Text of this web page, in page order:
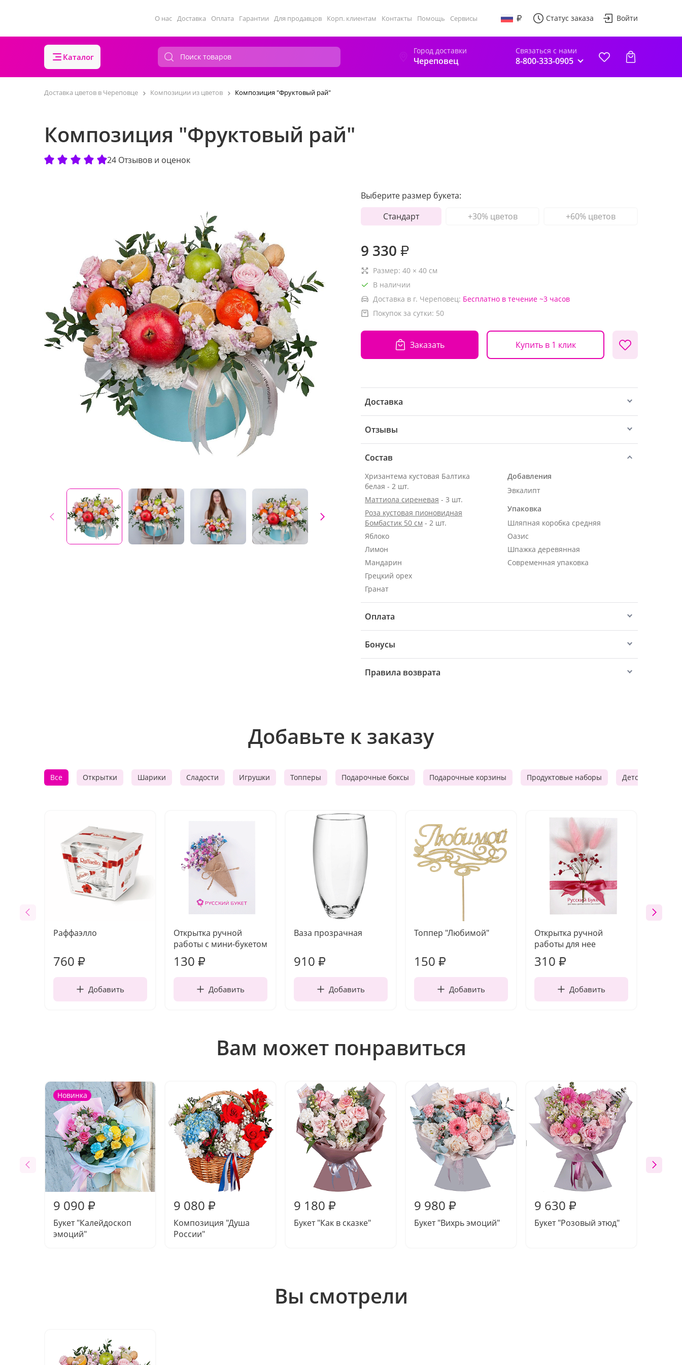
О нас Доставка Оплата Гарантии Для продавцов Корп. клиентам Контакты Помощь Сервисы Статус заказа Войти
Каталог
Город доставки
Череповец
Связаться с нами
8-800-333-0905
Доставка цветов в Череповце Композиции из цветов Композиция "Фруктовый рай"
Композиция "Фруктовый рай"
24 Отзывов и оценок
Выберите размер букета:
Стандарт
+30% цветов +60% цветов
9 330 ₽
Размер: 40 × 40 см
В наличии
Доставка в г. Череповец: Бесплатно в течение ~3 часов
Покупок за сутки: 50
Заказать Купить в 1 клик
Доставка
Отзывы
Состав
Хризантема кустовая Балтика
белая - 2 шт.
Маттиола сиреневая - 3 шт.
Роза кустовая пионовидная
Бомбастик 50 см - 2 шт.
Яблоко
Лимон
Мандарин
Грецкий орех
Гранат
Добавления
Эвкалипт
Упаковка
Шляпная коробка средняя
Оазис
Шпажка деревянная
Современная упаковка
Оплата
Бонусы
Правила возврата
Добавьте к заказу
Все Открытки Шарики Сладости Игрушки Топперы Подарочные боксы Подарочные корзины Продуктовые наборы Детские подарки
Раффаэлло
760 ₽
Добавить
Открытка ручной
работы с мини-букетом
130 ₽
Добавить
Ваза прозрачная
910 ₽
Добавить
Топпер "Любимой"
150 ₽
Добавить
Открытка ручной
работы для нее
310 ₽
Добавить
Вам может понравиться
Новинка
9 090 ₽
Букет "Калейдоскоп
эмоций"
9 080 ₽
Композиция "Душа
России"
9 180 ₽
Букет "Как в сказке"
9 980 ₽
Букет "Вихрь эмоций"
9 630 ₽
Букет "Розовый этюд"
Вы смотрели